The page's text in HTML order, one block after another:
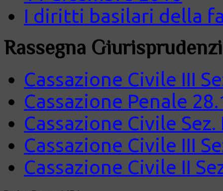
I diritti basilari della
Rassegna
Cassazione Civile III
Cassazione Penale
Cassazione Civile
Cassazione Civile III
Cassazione Civile II